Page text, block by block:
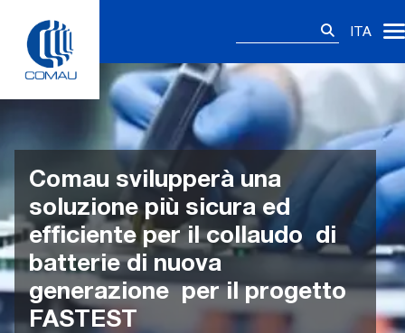
content
ITA
Comau svilupperà una
soluzione più sicura ed
efficiente per il collaudo di
batterie di nuova
generazione per il progetto
FASTEST